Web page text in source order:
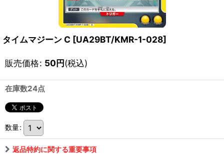
タイムマジーン C [UA29BT/KMR-1-028]
販売価格: 50円(税込)
在庫数24点
数量:
返品特約に関する重要事項